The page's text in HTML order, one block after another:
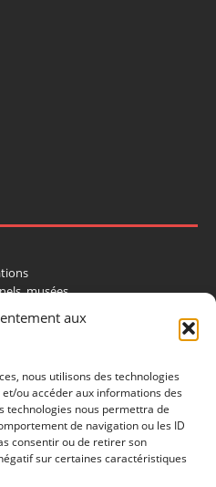
aux
nous utilisons des technologies
ou accéder aux informations des
technologies nous permettra de
de navigation ou les ID
consentir ou de retirer son
sur certaines caractéristiques
musées